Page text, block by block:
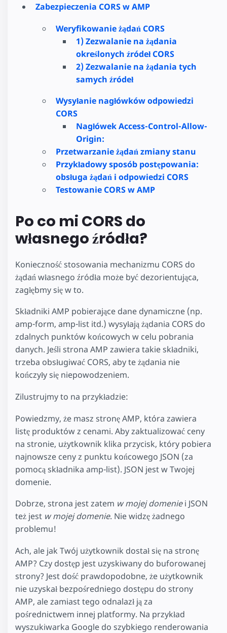
Zabezpieczenia CORS w AMP
Weryfikowanie żądań CORS
1) Zezwalanie na żądania
określonych źródeł CORS
2) Zezwalanie na żądania tych
samych źródeł
Wysyłanie nagłówków odpowiedzi
CORS
Nagłówek Access-Control-Allow-
Origin:
Przetwarzanie żądań zmiany stanu
Przykładowy sposób postępowania:
obsługa żądań i odpowiedzi CORS
Testowanie CORS w AMP
Po co mi CORS do
własnego źródła?
Konieczność stosowania mechanizmu CORS do
żądań własnego źródła może być dezorientująca,
zagłębmy się w to.
Składniki AMP pobierające dane dynamiczne (np.
amp-form, amp-list itd.) wysyłają żądania CORS do
zdalnych punktów końcowych w celu pobrania
danych. Jeśli strona AMP zawiera takie składniki,
trzeba obsługiwać CORS, aby te żądania nie
kończyły się niepowodzeniem.
Zilustrujmy to na przykładzie:
Powiedzmy, że masz stronę AMP, która zawiera
listę produktów z cenami. Aby zaktualizować ceny
na stronie, użytkownik klika przycisk, który pobiera
najnowsze ceny z punktu końcowego JSON (za
pomocą składnika amp-list). JSON jest w Twojej
domenie.
Dobrze, strona jest zatem w mojej domeniei JSON
też jest w mojej domenie. Nie widzę żadnego
problemu!
Ach, ale jak Twój użytkownik dostał się na stronę
AMP? Czy dostęp jest uzyskiwany do buforowanej
strony? Jest dość prawdopodobne, że użytkownik
nie uzyskał bezpośredniego dostępu do strony
AMP, ale zamiast tego odnalazł ją za
pośrednictwem innej platformy. Na przykład
wyszukiwarka Google do szybkiego renderowania